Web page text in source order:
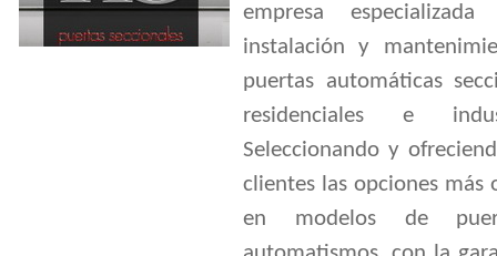
empresa
instalación y
puertas automáticas
residenciales e
Seleccionando y
clientes las opciones más
en modelos de